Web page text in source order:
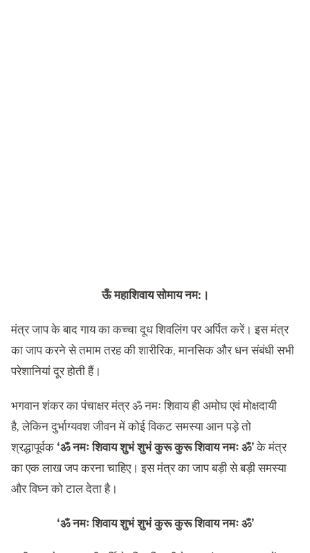
ऊँ महाशिवाय सोमाय नम:।
मंत्र जाप के बाद गाय का कच्चा दूध शिवलिंग पर अर्पित करें। इस मंत्र
का जाप करने से तमाम तरह की शारीरिक, मानसिक और धन संबंधी सभी
परेशानियां दूर होती हैं।
भगवान शंकर का पंचाक्षर मंत्र ॐ नमः शिवाय ही अमोघ एवं मोक्षदायी
है, लेकिन दुर्भाग्यवश जीवन में कोई विकट समस्या आन पड़े तो
श्रद्धापूर्वक ‘ॐ नमः शिवाय शुभं शुभं कुरू कुरू शिवाय नमः ॐ’के मंत्र
का एक लाख जप करना चाहिए। इस मंत्र का जाप बड़ी से बड़ी समस्या
और विघ्न को टाल देता है।
‘ॐ नमः शिवाय शुभं शुभं कुरू कुरू शिवाय नमः ॐ’